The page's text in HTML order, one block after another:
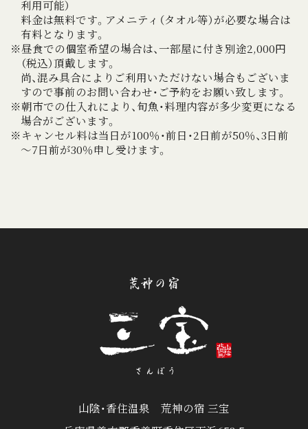
利用可能）
料金は無料です。アメニティ（タオル等）が必要な場合は
有料となります。
※昼食での個室希望の場合は、一部屋に付き別途2,000円
（税込）頂戴します。
尚、混み具合によりご利用いただけない場合もございま
すので事前のお問い合わせ・ご予約をお願い致します。
※朝市での仕入れにより、旬魚・料理内容が多少変更になる
場合がございます。
※キャンセル料は当日が100％・前日・2日前が50％、3日前
～7日前が30％申し受けます。
山陰・香住温泉 荒神の宿 三宝